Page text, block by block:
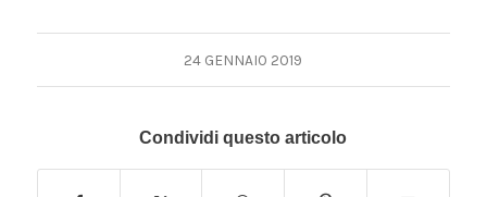
24 GENNAIO 2019
Condividi questo articolo